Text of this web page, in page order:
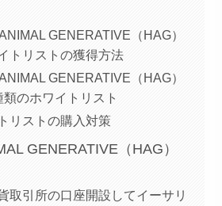
GENERATIVE（HAG）
トリストの獲得方法
GENERATIVE（HAG）
類のホワイトリスト
リストの購入対策
GENERATIVE（HAG）
取引所の口座開設してイーサリ